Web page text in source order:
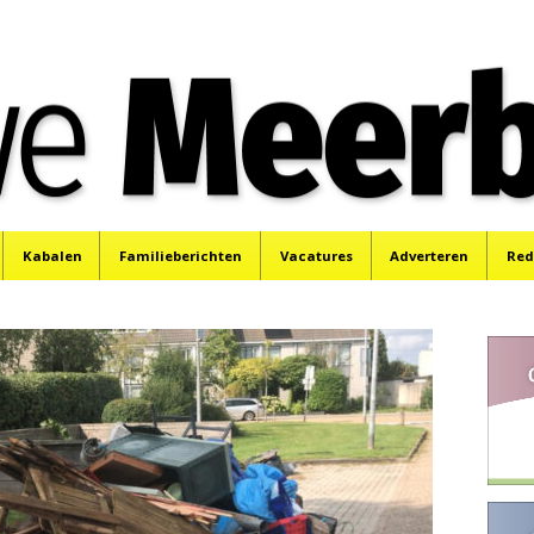
Kabalen Familieberichten Vacatures Adverteren